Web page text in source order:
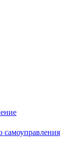
самоуправления